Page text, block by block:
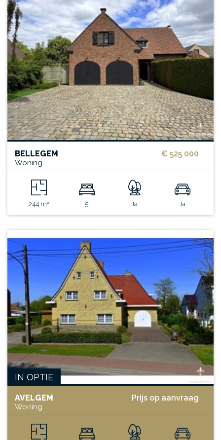
€ 525 000
BELLEGEM
Woning
244 m² 5 Ja Ja
IN OPTIE
Prijs op aanvraag
AVELGEM
Woning